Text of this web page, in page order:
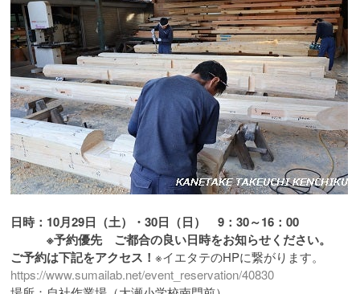
日時：10月29日（土）・30日（日） 9：30～16：00
※予約優先 ご都合の良い日時をお知らせください。
ご予約は下記をアクセス！※イエタテのHPに繋がります。
https://www.sumailab.net/event_reservation/40830